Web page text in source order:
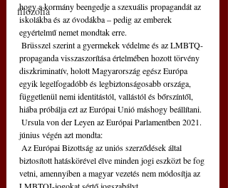
filozófia
hogy a kormány beengedje a szexuális propagandát az
iskolákba és az óvodákba – pedig az emberek
egyértelmű nemet mondtak erre.
propaganda visszaszorítása értelmében hozott törvény
diszkriminatív, holott Magyarország egész Európa
egyik legelfogadóbb és legbiztonságosabb országa,
függetlenül nemi identitástól, vallástól és bőrszíntől,
hiába próbálja ezt az Európai Unió máshogy beállítani.
június végén azt mondta:
biztosított hatáskörével élve minden jogi eszközt be fog
vetni, amennyiben a magyar vezetés nem módosítja az